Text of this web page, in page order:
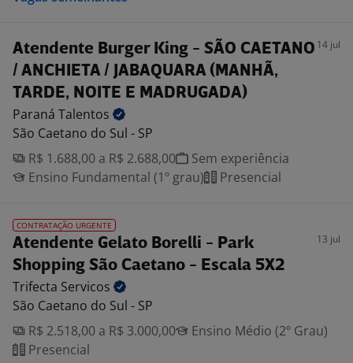
Atendente Burger King - SÃO CAETANO
/ ANCHIETA / JABAQUARA (MANHÃ,
TARDE, NOITE E MADRUGADA)
14 jul
Paraná Talentos
São Caetano do Sul - SP
R$ 1.688,00 a R$ 2.688,00
Sem experiência
Ensino Fundamental (1º grau)
Presencial
CONTRATAÇÃO URGENTE
Atendente Gelato Borelli - Park
Shopping São Caetano - Escala 5X2
13 jul
Trifecta Servicos
São Caetano do Sul - SP
R$ 2.518,00 a R$ 3.000,00
Ensino Médio (2º Grau)
Presencial